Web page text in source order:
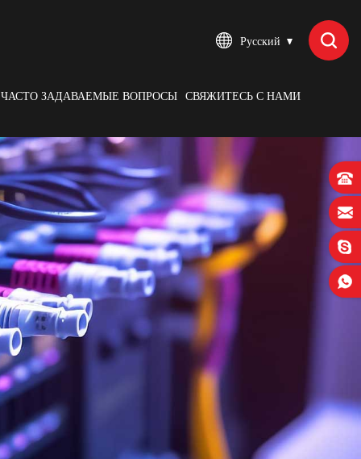
Русский
ЧАСТО ЗАДАВАЕМЫЕ ВОПРОСЫ СВЯЖИТЕСЬ С НАМИ